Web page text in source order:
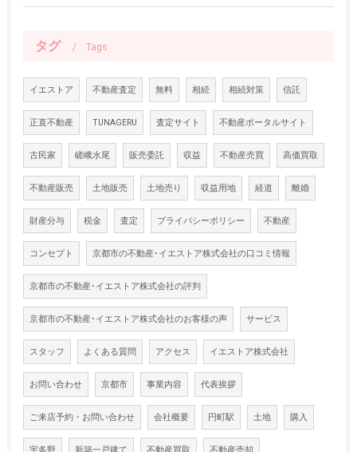
タグ Tags
イエストア 不動産査定 無料 相続 相続対策 信託
正直不動産 TUNAGERU 査定サイト 不動産ポータルサイト
古民家 嵯峨水尾 販売委託 収益 不動産売買 高価買取
不動産販売 土地販売 土地売り 収益用地 経道 離婚
財産分与 税金 査定 プライバシーポリシー 不動産
コンセプト 京都市の不動産･イエストア株式会社の口コミ情報
京都市の不動産･イエストア株式会社の評判
京都市の不動産･イエストア株式会社のお客様の声 サービス
スタッフ よくある質問 アクセス イエストア株式会社
お問い合わせ 京都市 事業内容 代表挨拶
ご来店予約・お問い合わせ 会社概要 円町駅 土地 購入